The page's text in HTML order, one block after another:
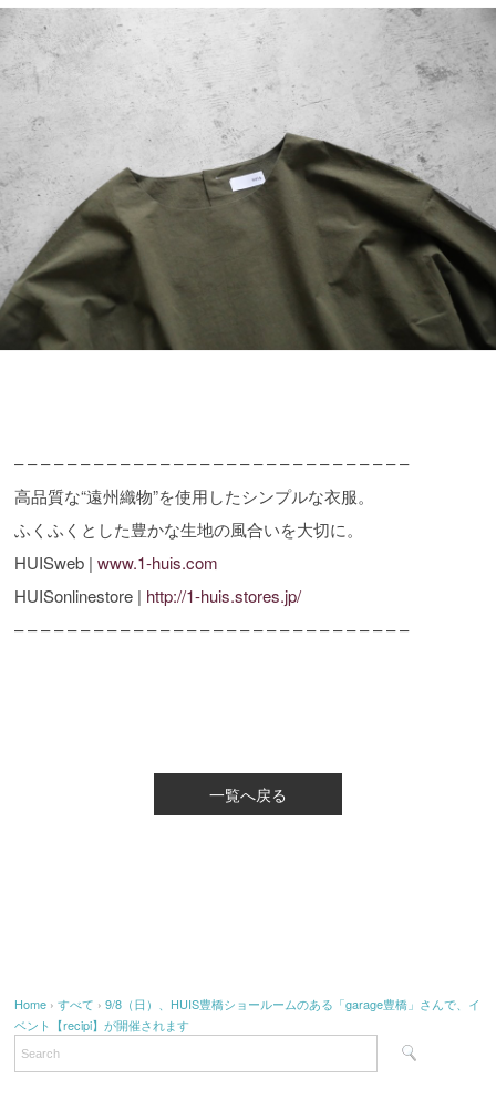
– – – – – – – – – – – – – – – – – – – – – – – – – – – – – –
高品質な“遠州織物”を使用したシンプルな衣服。
ふくふくとした豊かな生地の風合いを大切に。
HUISweb |www.1-huis.com
HUISonlinestore | http://1-huis.stores.jp/
– – – – – – – – – – – – – – – – – – – – – – – – – – – – – –
一覧へ戻る
Home ›すべて ›9/8（日）、HUIS豊橋ショールームのある「garage豊橋」さんで、イ
ベント【recipi】が開催されます